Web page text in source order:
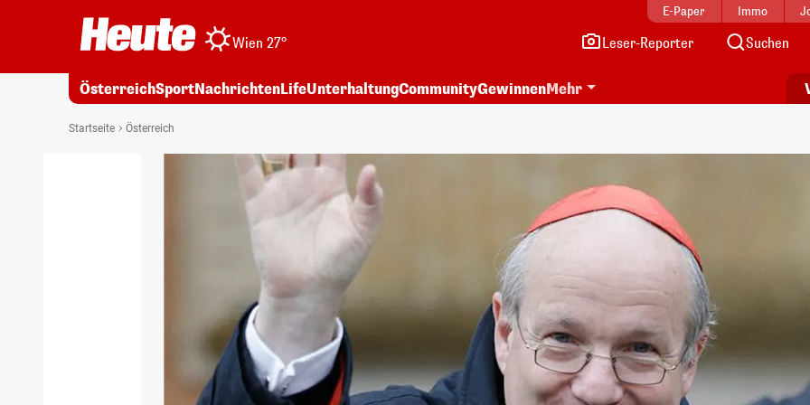
E-Paper Immo
Wien 27° Leser-Reporter Suchen
ÖsterreichSportNachrichtenLifeUnterhaltungCommunityGewinnenMehr
Startseite Österreich